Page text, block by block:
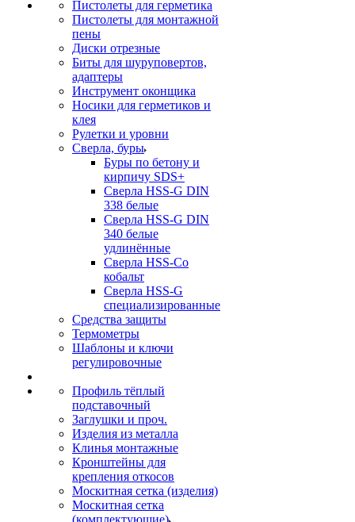
Пистолеты для герметика
Пистолеты для монтажной
пены
Диски отрезные
Биты для шуруповертов,
адаптеры
Инструмент оконщика
Носики для герметиков и
клея
Рулетки и уровни
Сверла, буры
Буры по бетону и
кирпичу SDS+
Сверла HSS-G DIN
338 белые
Сверла HSS-G DIN
340 белые
удлинённые
Сверла HSS-Co
кобальт
Сверла HSS-G
специализированные
Средства защиты
Термометры
Шаблоны и ключи
регулировочные
Профиль тёплый
подставочный
Заглушки и проч.
Изделия из металла
Клинья монтажные
Кронштейны для
крепления откосов
Москитная сетка (изделия)
Москитная сетка
(комплектующие)